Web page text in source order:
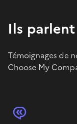
Ils
Témoignages de
Choose My